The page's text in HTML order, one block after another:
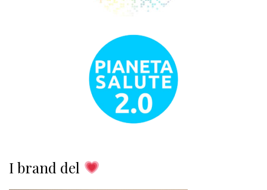
I brand del